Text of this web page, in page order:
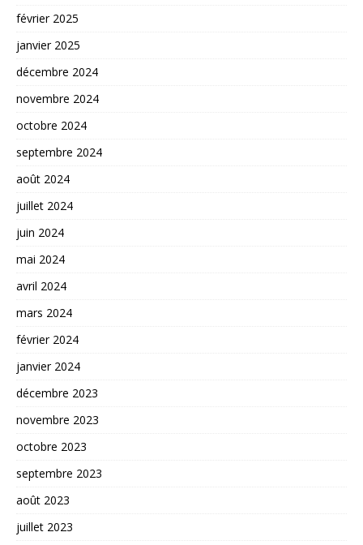
février 2025
janvier 2025
décembre 2024
novembre 2024
octobre 2024
septembre 2024
août 2024
juillet 2024
juin 2024
mai 2024
avril 2024
mars 2024
février 2024
janvier 2024
décembre 2023
novembre 2023
octobre 2023
septembre 2023
août 2023
juillet 2023